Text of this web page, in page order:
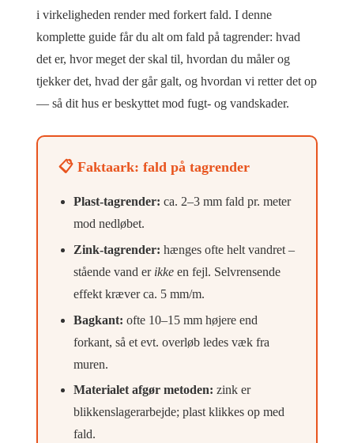
i virkeligheden render med forkert fald. I denne
komplette guide får du alt om fald på tagrender: hvad
det er, hvor meget der skal til, hvordan du måler og
tjekker det, hvad der går galt, og hvordan vi retter det op
— så dit hus er beskyttet mod fugt- og vandskader.
📋 Faktaark: fald på tagrender
Plast-tagrender: ca. 2–3 mm fald pr. meter
mod nedløbet.
Zink-tagrender: hænges ofte helt vandret –
stående vand er ikke en fejl. Selvrensende
effekt kræver ca. 5 mm/m.
Bagkant: ofte 10–15 mm højere end
forkant, så et evt. overløb ledes væk fra
muren.
Materialet afgør metoden: zink er
blikkenslagerarbejde; plast klikkes op med
fald.